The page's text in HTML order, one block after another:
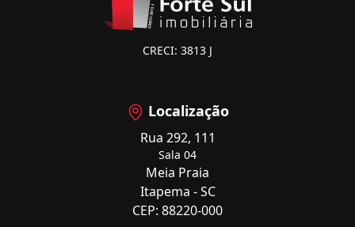
CRECI: 3813 J
Localização
Rua 292, 111
Sala 04
Meia Praia
Itapema - SC
CEP: 88220-000